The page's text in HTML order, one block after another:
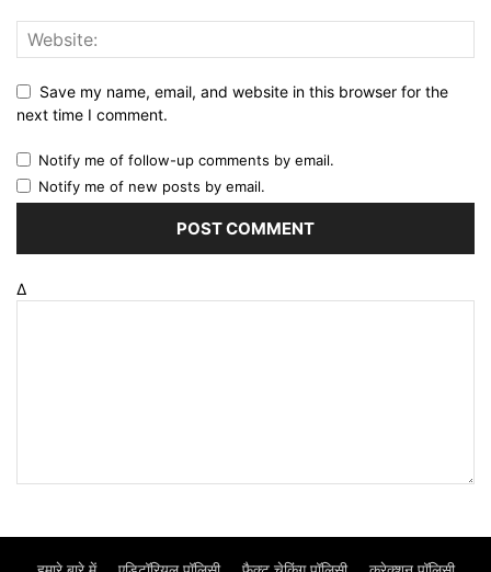
Save my name, email, and website in this browser for the
next time I comment.
Notify me of follow-up comments by email.
Notify me of new posts by email.
Δ